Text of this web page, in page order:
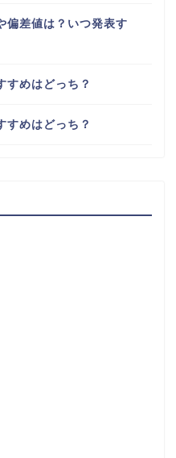
偏差値は？いつ発表す
すめはどっち？
すめはどっち？